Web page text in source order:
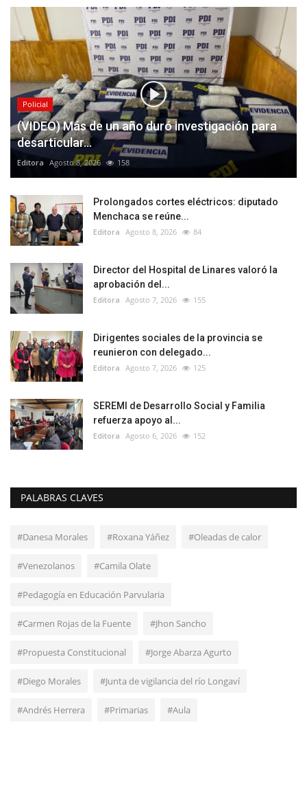
Policial
(VIDEO) Más de un año duró investigación para
desarticular...
Editora Agosto 8, 2026 158
Prolongados cortes eléctricos: diputado
Menchaca se reúne...
Editora Agosto 8, 2026 84
Director del Hospital de Linares valoró la
aprobación del...
Editora Agosto 7, 2026 155
Dirigentes sociales de la provincia se
reunieron con delegado...
Editora Agosto 7, 2026 125
SEREMI de Desarrollo Social y Familia
refuerza apoyo al...
Editora Agosto 6, 2026 152
PALABRAS CLAVES
#Danesa Morales #Roxana Yáñez #Oleadas de calor
#Venezolanos #Camila Olate
#Pedagogía en Educación Parvularia
#Carmen Rojas de la Fuente #Jhon Sancho
#Propuesta Constitucional #Jorge Abarza Agurto
#Diego Morales #Junta de vigilancia del río Longaví
#Andrés Herrera #Primarias #Aula